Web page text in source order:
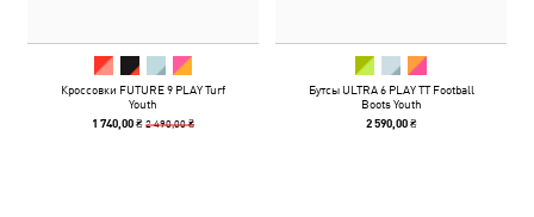
Кроссовки FUTURE 9 PLAY Turf
Youth
1 740,00 ₴2 490,00 ₴
Бутсы ULTRA 6 PLAY TT Football
Boots Youth
2 590,00 ₴